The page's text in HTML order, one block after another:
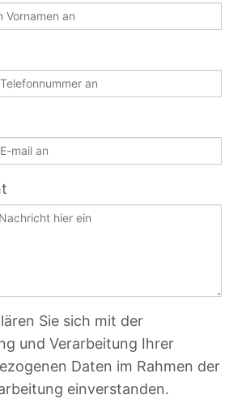
Sie sich mit der
und Verarbeitung Ihrer
Daten im Rahmen der
einverstanden.